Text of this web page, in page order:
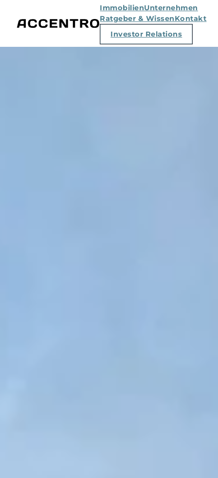
ImmobilienUnternehmen
Ratgeber & WissenKontakt
Investor Relations